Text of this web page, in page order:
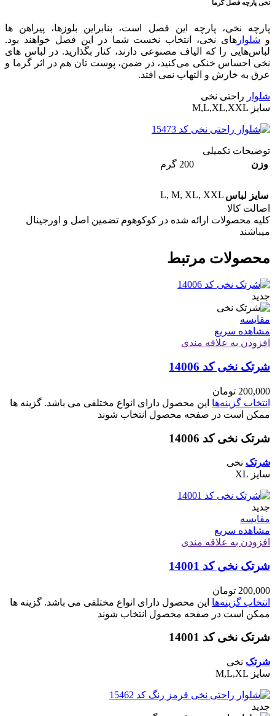
نخی پارچه فصل گرما
پارچه نخی، پارچه این فصل است، بنابراین بلوزها، پیراهن ها
و شلوار های نخی، انتخاب نخست شما در این فصل خواهند بود.
لباس‌هایی را که الیاف مصنوعی دارند، کنار بگذارید. در لباس های
نخی احساس خنکی می‌کنید، در ضمن، پوست تان هم در اثر گرما و
عرق به خارش و التهاب نمی افتد.
شلوار راحتی نخی
سایز M,L,XL,XXL
توضیحات تکمیلی
وزن
200 گرم
سایز لباس L, M, XL, XXL
اصالت کالا
کلیه محصولات ارائه شده در کوکوهوم تضمین اصل و اورجینال
میباشند
محصولات مرتبط
جدید
مقایسه
مشاهده سریع
افزودن به علاقه مندی
شرتک نخی کد 14006
200,000 تومان
انتخاب گزینه‌ها این محصول دارای انواع مختلفی می باشد. گزینه ها
ممکن است در صفحه محصول انتخاب شوند
شرتک نخی کد 14006
شرتک نخی
سایز XL
جدید
مقایسه
مشاهده سریع
افزودن به علاقه مندی
شرتک نخی کد 14001
200,000 تومان
انتخاب گزینه‌ها این محصول دارای انواع مختلفی می باشد. گزینه ها
ممکن است در صفحه محصول انتخاب شوند
شرتک نخی کد 14001
شرتک نخی
سایز M,L,XL
جدید